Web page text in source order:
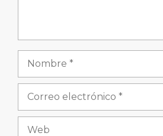
Nombre
electrónico